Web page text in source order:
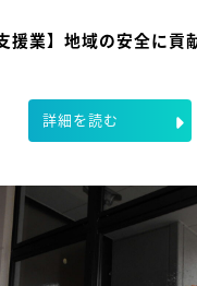
援業】地域の安全に貢
詳細を読む